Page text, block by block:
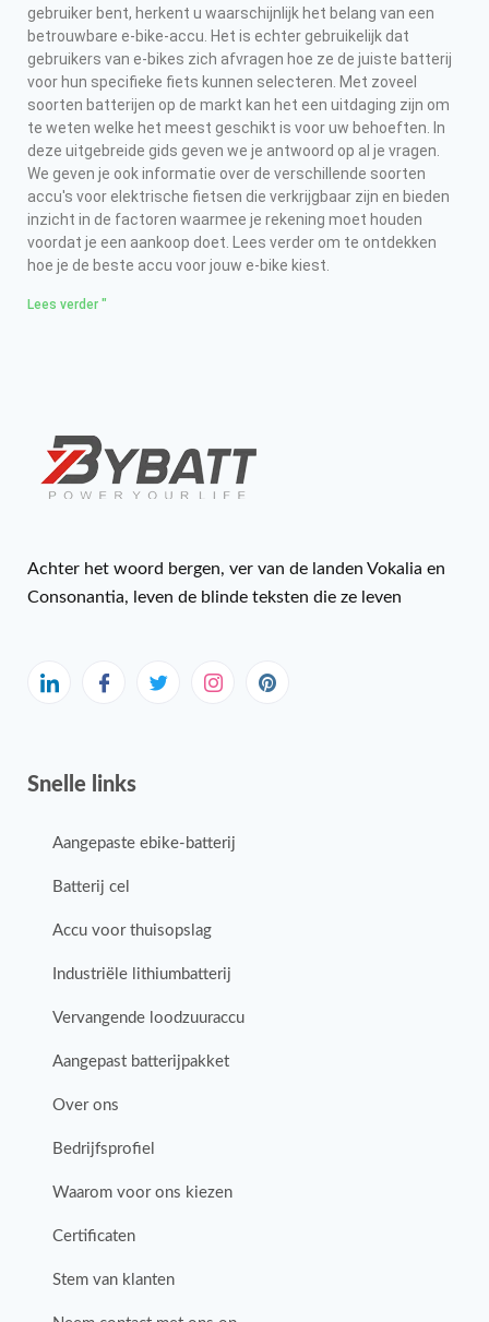
gebruiker bent, herkent u waarschijnlijk het belang van een
betrouwbare e-bike-accu. Het is echter gebruikelijk dat
gebruikers van e-bikes zich afvragen hoe ze de juiste batterij
voor hun specifieke fiets kunnen selecteren. Met zoveel
soorten batterijen op de markt kan het een uitdaging zijn om
te weten welke het meest geschikt is voor uw behoeften. In
deze uitgebreide gids geven we je antwoord op al je vragen.
We geven je ook informatie over de verschillende soorten
accu's voor elektrische fietsen die verkrijgbaar zijn en bieden
inzicht in de factoren waarmee je rekening moet houden
voordat je een aankoop doet. Lees verder om te ontdekken
hoe je de beste accu voor jouw e-bike kiest.
Lees verder "
Achter het woord bergen, ver van de landen Vokalia en
Consonantia, leven de blinde teksten die ze leven
Snelle links
Aangepaste ebike-batterij
Batterij cel
Accu voor thuisopslag
Industriële lithiumbatterij
Vervangende loodzuuraccu
Aangepast batterijpakket
Over ons
Bedrijfsprofiel
Waarom voor ons kiezen
Certificaten
Stem van klanten